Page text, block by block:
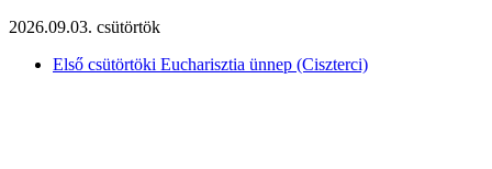
2026.09.03. csütörtök
Első csütörtöki Eucharisztia ünnep (Ciszterci)